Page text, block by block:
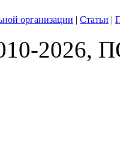
организации | Статьи |
2026,